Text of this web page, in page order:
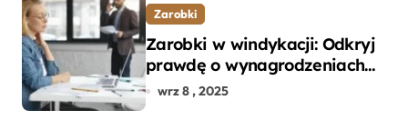
Zarobki
Zarobki w windykacji: Odkryj
prawdę o wynagrodzeniach
specjalistów w branży
wrz 8 , 2025